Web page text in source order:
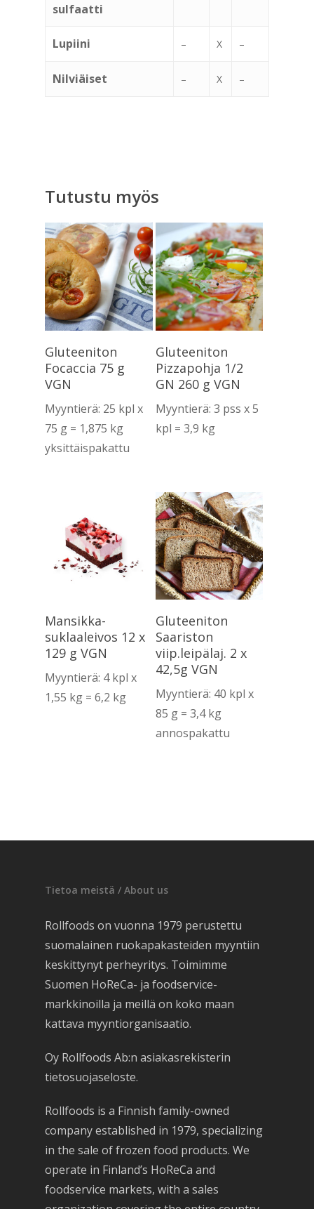
sulfaatti
Lupiini – X –
Nilviäiset – X –
Tutustu myös
Lue Lisää
Gluteeniton
Focaccia 75 g
VGN
Myyntierä: 25 kpl x
75 g = 1,875 kg
yksittäispakattu
Lue Lisää
Gluteeniton
Pizzapohja 1/2
GN 260 g VGN
Myyntierä: 3 pss x 5
kpl = 3,9 kg
Lue Lisää
Mansikka-
suklaaleivos 12 x
129 g VGN
Myyntierä: 4 kpl x
1,55 kg = 6,2 kg
Lue Lisää
Gluteeniton
Saariston
viip.leipälaj. 2 x
42,5g VGN
Myyntierä: 40 kpl x
85 g = 3,4 kg
annospakattu
Tietoa meistä / About us
Rollfoods on vuonna 1979 perustettu
suomalainen ruokapakasteiden myyntiin
keskittynyt perheyritys. Toimimme
Suomen HoReCa- ja foodservice-
markkinoilla ja meillä on koko maan
kattava myyntiorganisaatio.
Oy Rollfoods Ab:n asiakasrekisterin
tietosuojaseloste.
Rollfoods is a Finnish family-owned
company established in 1979, specializing
in the sale of frozen food products. We
operate in Finland’s HoReCa and
foodservice markets, with a sales